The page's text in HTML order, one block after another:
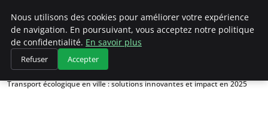
Climategatecountryclub.com
Accueil
Énergie et environnement
Transport écologique en ville : solutions innovantes et impact en 2025
Nous utilisons des cookies pour améliorer votre expérience
de navigation. En poursuivant, vous acceptez notre politique
de confidentialité. En savoir plus
Refuser Accepter